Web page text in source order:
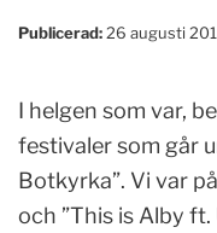
Publicerad: 26 augusti
I helgen som var,
festivaler som går
Botkyrka”. Vi var
och ”This is Alby ft.